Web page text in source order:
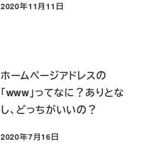
投稿日
2020年11月11日
ホームページアドレスの
「www」ってなに？ありとな
し、どっちがいいの？
投稿日
2020年7月16日